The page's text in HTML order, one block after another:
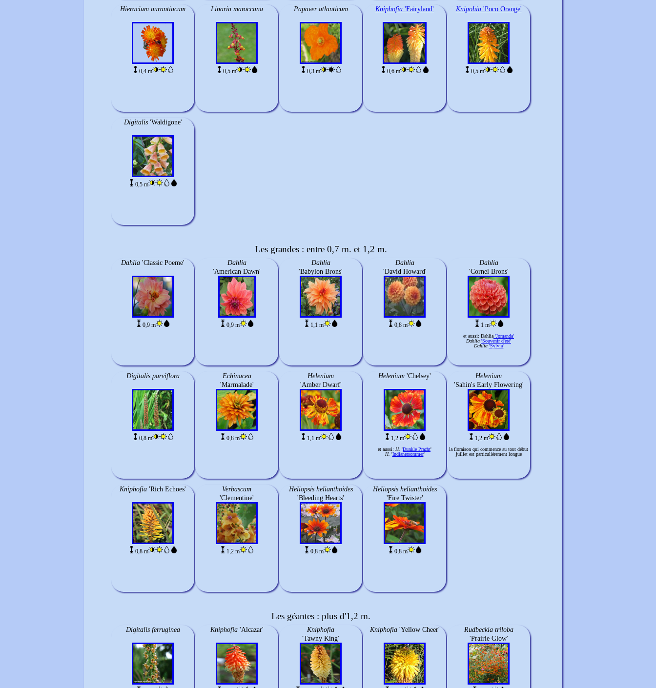
Hieracium aurantiacum
0,4 m
Linaria maroccana
0,5 m
Papaver atlanticum
0,3 m
Kniphofia 'Fairyland'
0,6 m
Knipohia 'Poco Orange'
0,5 m
Digitalis'Waldigone'
0,5 m
Les grandes : entre 0,7 m. et 1,2 m.
Dahlia 'Classic Poeme'
0,9 m
Dahlia
'American Dawn'
0,9 m
Dahlia
'Babylon Brons'
1,1 m
Dahlia
'David Howard'
0,8 m
Dahlia
'Cornel Brons'
1 m
et aussi: Dahlia 'Jomanda'
Dahlia 'Souvenir d'été'
Dahlia 'Sylvia'
Digitalis parviflora
0,8 m
Echinacea
'Marmalade'
0,8 m
Helenium
'Amber Dwarf'
1,1 m
Helenium 'Chelsey'
1,2 m
et aussi: H. 'Dunkle Pracht'
H. 'Indianersommer'
Helenium
'Sahin's Early Flowering'
1,2 m
la floraison qui commence au tout début
juillet est particulièrement longue
Kniphofia 'Rich Echoes'
0,8 m
Verbascum
'Clementine'
1,2 m
Heliopsis helianthoides
'Bleeding Hearts'
0,8 m
Heliopsis helianthoides
'Fire Twister'
0,8 m
Les géantes : plus d'1,2 m.
Digitalis ferruginea Kniphofia 'Alcazar'
Kniphofia
'Tawny King'
Kniphofia'Yellow Cheer'
Rudbeckia triloba
'Prairie Glow'